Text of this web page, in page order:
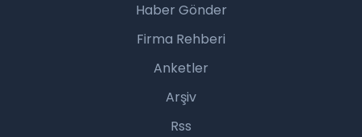
Haber Gönder
Firma Rehberi
Anketler
Arşiv
Rss